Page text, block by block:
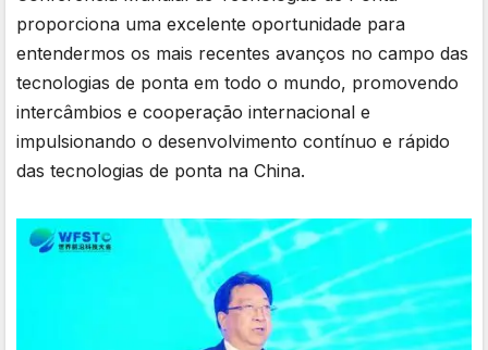
proporciona uma excelente oportunidade para
entendermos os mais recentes avanços no campo das
tecnologias de ponta em todo o mundo, promovendo
intercâmbios e cooperação internacional e
impulsionando o desenvolvimento contínuo e rápido
das tecnologias de ponta na China.